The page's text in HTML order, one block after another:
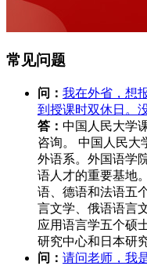
常见问题
问： 我在外省，想
到授课时双休日。
答： 中国人民大学
咨询。 中国人民大
外语系。外国语学
语人才的重要基地
语、德语和法语五
言文学、俄语语言
应用语言学五个硕
研究中心和日本研
问： 请问老师，我